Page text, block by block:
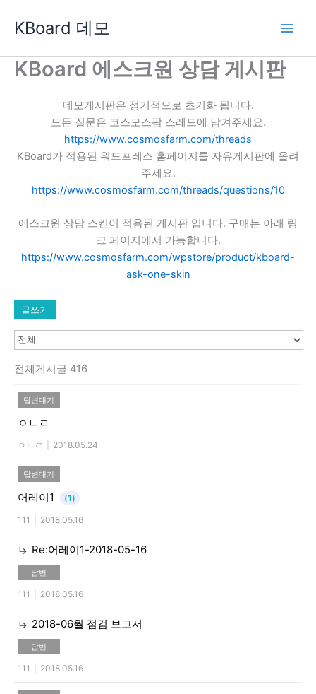
로
KBoard 데모
KBoard 에스크원 상담 게시판
데모게시판은 정기적으로 초기화 됩니다.
모든 질문은 코스모스팜 스레드에 남겨주세요.
https://www.cosmosfarm.com/threads
KBoard가 적용된 워드프레스 홈페이지를 자유게시판에 올려
주세요.
https://www.cosmosfarm.com/threads/questions/10
에스크원 상담 스킨이 적용된 게시판 입니다. 구매는 아래 링
크 페이지에서 가능합니다.
https://www.cosmosfarm.com/wpstore/product/kboard-
ask-one-skin
글쓰기
전체게시글 416
답변대기
ㅇㄴㄹ
ㅇㄴㄹ 2018.05.24
답변대기
어레이1 (1)
111 2018.05.16
Re:어레이1-2018-05-16
답변
111 2018.05.16
2018-06월 점검 보고서
답변
111 2018.05.16